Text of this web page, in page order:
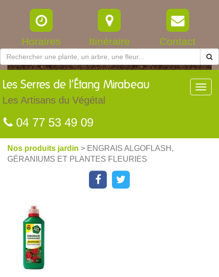
Horaires Itinéraire Contact
Les Serres de l’Étang Mirabeau
Les Artisans du Végétal
04 77 53 49 09
Nos produits jardin > ENGRAIS ALGOFLASH,
GÉRANIUMS ET PLANTES FLEURIES